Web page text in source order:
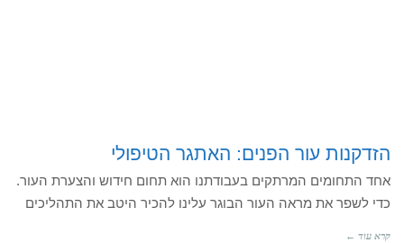
הזדקנות עור הפנים: האתגר הטיפולי
אחד התחומים המרתקים בעבודתנו הוא תחום חידוש והצערת העור.
כדי לשפר את מראה העור הבוגר עלינו להכיר היטב את התהליכים
קרא עוד ←